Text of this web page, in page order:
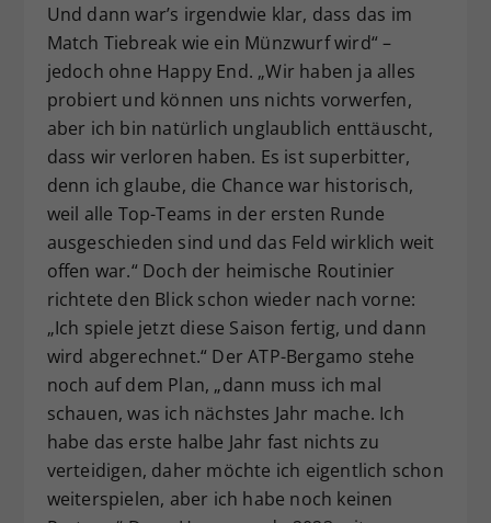
Und dann war’s irgendwie klar, dass das im
Match Tiebreak wie ein Münzwurf wird“ –
jedoch ohne Happy End. „Wir haben ja alles
probiert und können uns nichts vorwerfen,
aber ich bin natürlich unglaublich enttäuscht,
dass wir verloren haben. Es ist superbitter,
denn ich glaube, die Chance war historisch,
weil alle Top-Teams in der ersten Runde
ausgeschieden sind und das Feld wirklich weit
offen war.“ Doch der heimische Routinier
richtete den Blick schon wieder nach vorne:
„Ich spiele jetzt diese Saison fertig, und dann
wird abgerechnet.“ Der ATP-Bergamo stehe
noch auf dem Plan, „dann muss ich mal
schauen, was ich nächstes Jahr mache. Ich
habe das erste halbe Jahr fast nichts zu
verteidigen, daher möchte ich eigentlich schon
weiterspielen, aber ich habe noch keinen